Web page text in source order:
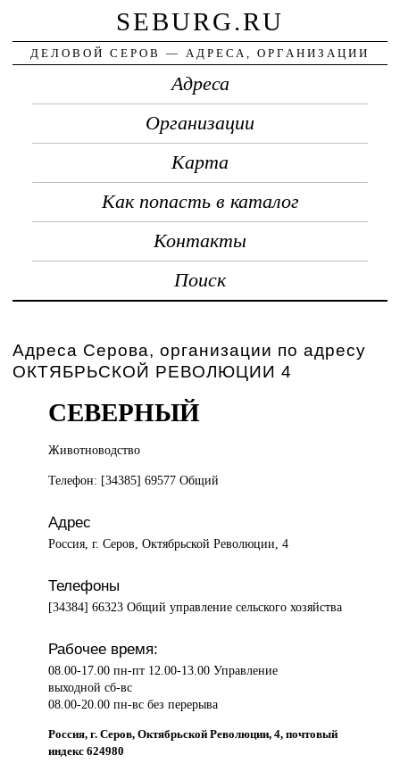
SEBURG.RU
ДЕЛОВОЙ СЕРОВ — АДРЕСА, ОРГАНИЗАЦИИ
Адреса
Организации
Карта
Как попасть в каталог
Контакты
Поиск
Адреса Серова, организации по адресу
ОКТЯБРЬСКОЙ РЕВОЛЮЦИИ 4
СЕВЕРНЫЙ
Животноводство
Телефон: [34385] 69577 Общий
Адрес
Россия, г. Серов, Октябрьской Революции, 4
Телефоны
[34384] 66323 Общий управление сельского хозяйства
Рабочее время:
08.00-17.00 пн-пт 12.00-13.00 Управление
выходной сб-вс
08.00-20.00 пн-вс без перерыва
Россия, г. Серов, Октябрьской Революции, 4, почтовый
индекс 624980